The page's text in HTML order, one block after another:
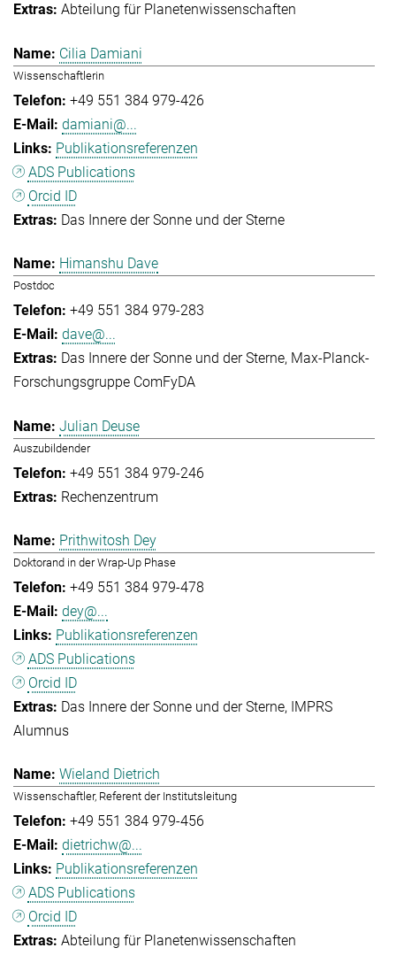
Abteilung für Planetenwissenschaften
Cilia Damiani
Wissenschaftlerin
+49 551 384 979-426
damiani@...
Publikationsreferenzen
ADS Publications
Orcid ID
Das Innere der Sonne und der Sterne
Himanshu Dave
Postdoc
+49 551 384 979-283
dave@...
Das Innere der Sonne und der Sterne Max-Planck-
Forschungsgruppe ComFyDA
Julian Deuse
Auszubildender
+49 551 384 979-246
Rechenzentrum
Prithwitosh Dey
Doktorand in der Wrap-Up Phase
+49 551 384 979-478
dey@...
Publikationsreferenzen
ADS Publications
Orcid ID
Das Innere der Sonne und der Sterne IMPRS
Alumnus
Wieland Dietrich
Wissenschaftler, Referent der Institutsleitung
+49 551 384 979-456
dietrichw@...
Publikationsreferenzen
ADS Publications
Orcid ID
Abteilung für Planetenwissenschaften